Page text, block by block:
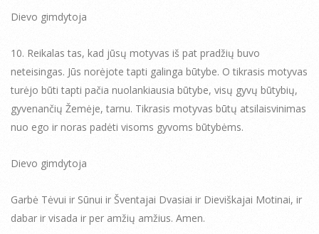
Dievo gimdytoja
10. Reikalas tas, kad jūsų motyvas iš pat pradžių buvo
neteisingas. Jūs norėjote tapti galinga būtybe. O tikrasis motyvas
turėjo būti tapti pačia nuolankiausia būtybe, visų gyvų būtybių,
gyvenančių Žemėje, tarnu. Tikrasis motyvas būtų atsilaisvinimas
nuo ego ir noras padėti visoms gyvoms būtybėms.
Dievo gimdytoja
Garbė Tėvui ir Sūnui ir Šventajai Dvasiai ir Dieviškajai Motinai, ir
dabar ir visada ir per amžių amžius. Amen.